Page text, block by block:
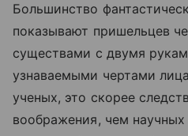
Большинство
показывают пришельцев
существами с двумя
узнаваемыми чертами
ученых, это скорее
воображения, чем